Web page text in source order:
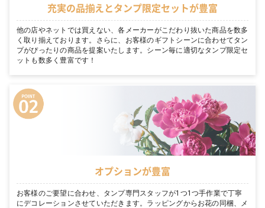
充実の品揃えとタンプ限定セットが豊富
他の店やネットでは買えない、各メーカーがこだわり抜いた商品を数多
く取り揃えております。さらに、お客様のギフトシーンに合わせてタン
プがぴったりの商品を提案いたします。シーン毎に適切なタンプ限定セ
ットも数多く豊富です！
オプションが豊富
お客様のご要望に合わせ、タンプ専門スタッフが1つ1つ手作業で丁寧
にデコレーションさせていただきます。ラッピングからお花の同梱、メ